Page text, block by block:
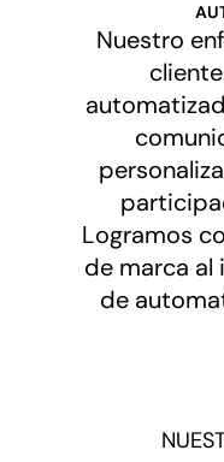
Nuestro
Logramos
de marca
de